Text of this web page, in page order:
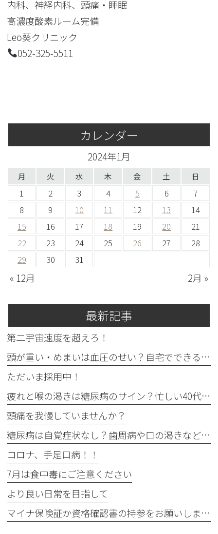
内科、神経内科、頭痛・睡眠
高濃度酸素ルーム完備
Leo葵クリニック
052-325-5511
カレンダー
2024年1月
月 火 水 木 金 土 日
1 2 3 4 5 6
7
8
9 10 11 12 13
14
15
16 17 18 19 20
21
22
23 24 25 26 27
28
29
30 31
« 12月 2月 »
最新記事
第二宇宙速度を超えろ！
頭が重い・めまいは血圧のせい？自宅でできる確認法と受診目安
ただいま採用中！
疲れと喉の渇きは糖尿病のサイン？忙しい40代の受診目安
頭痛を我慢していませんか？
糖尿病は自覚症状なし？歯周病や口の渇きなど初期サイン5つと数値
コロナ、手足口病！！
7月は食中毒にご注意ください
より良い日常を目指して
マイナ保険証か資格確認書の持参をお願いします